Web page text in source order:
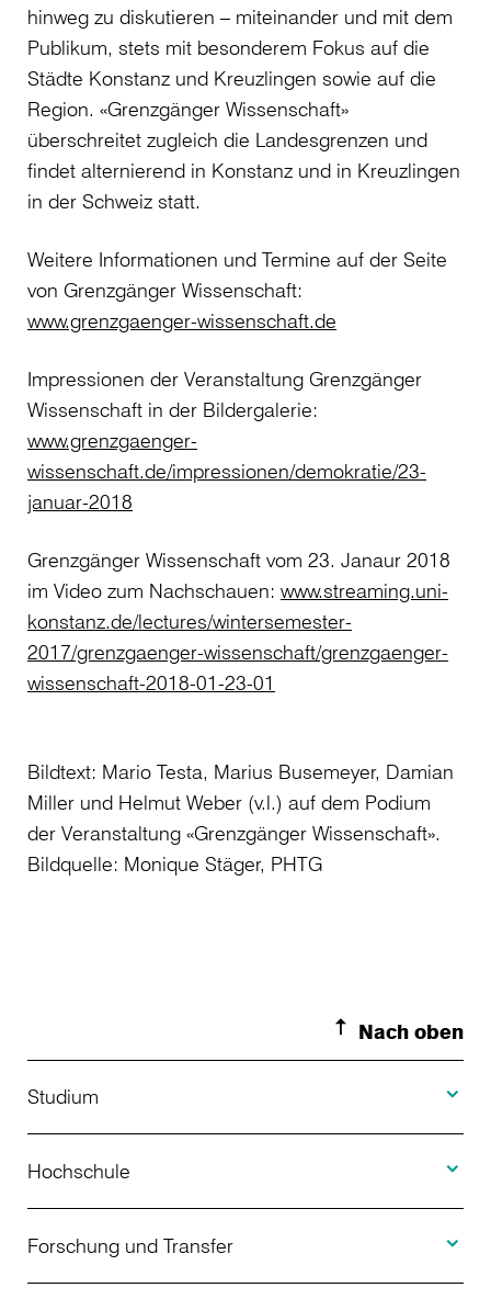
hinweg zu diskutieren – miteinander und mit dem
Publikum, stets mit besonderem Fokus auf die
Städte Konstanz und Kreuzlingen sowie auf die
Region. «Grenzgänger Wissenschaft»
überschreitet zugleich die Landesgrenzen und
findet alternierend in Konstanz und in Kreuzlingen
in der Schweiz statt.
Weitere Informationen und Termine auf der Seite
von Grenzgänger Wissenschaft:
www.grenzgaenger-wissenschaft.de
Impressionen der Veranstaltung Grenzgänger
Wissenschaft in der Bildergalerie:
www.grenzgaenger-
wissenschaft.de/impressionen/demokratie/23-
januar-2018
Grenzgänger Wissenschaft vom 23. Janaur 2018
im Video zum Nachschauen: www.streaming.uni-
konstanz.de/lectures/wintersemester-
2017/grenzgaenger-wissenschaft/grenzgaenger-
wissenschaft-2018-01-23-01
Bildtext: Mario Testa, Marius Busemeyer, Damian
Miller und Helmut Weber (v.l.) auf dem Podium
der Veranstaltung «Grenzgänger Wissenschaft».
Bildquelle: Monique Stäger, PHTG
Nach oben
Studium
Studienangebot
Bewerbung
Hochschule
Über uns
Forschung und Transfer